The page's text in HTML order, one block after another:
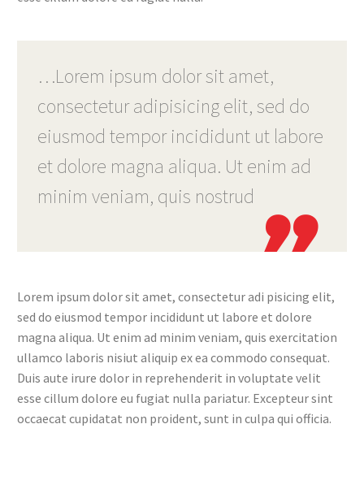
…Lorem ipsum dolor sit amet,
consectetur adipisicing elit, sed do
eiusmod tempor incididunt ut labore
et dolore magna aliqua. Ut enim ad
minim veniam, quis nostrud

Lorem ipsum dolor sit amet, consectetur adi pisicing elit,
sed do eiusmod tempor incididunt ut labore et dolore
magna aliqua. Ut enim ad minim veniam, quis exercitation
ullamco laboris nisiut aliquip ex ea commodo consequat.
Duis aute irure dolor in reprehenderit in voluptate velit
esse cillum dolore eu fugiat nulla pariatur. Excepteur sint
occaecat cupidatat non proident, sunt in culpa qui officia.